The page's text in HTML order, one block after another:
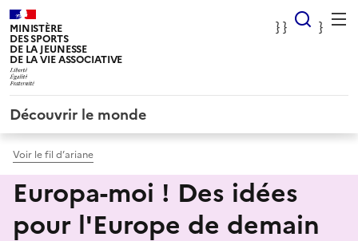
MINISTÈRE
DES SPORTS
DE LA JEUNESSE
DE LA VIE ASSOCIATIVE
} } }
}
Découvrir le monde
Voir le fil d’ariane
Europa-moi ! Des idées
pour l'Europe de demain
Panneau de gestion des cookies